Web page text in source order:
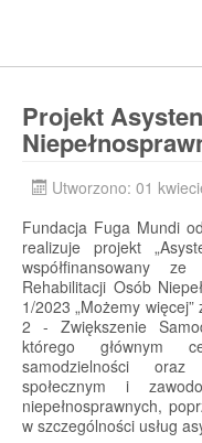
Projekt
Utworzono: 01
Fundacja Fuga Mundi
realizuje projekt
współfinansowany
Rehabilitacji Osób
1/2023 „Możemy
2 - Zwiększenie
którego głównym
samodzielności
społecznym i
niepełnosprawnych,
w szczególności usług